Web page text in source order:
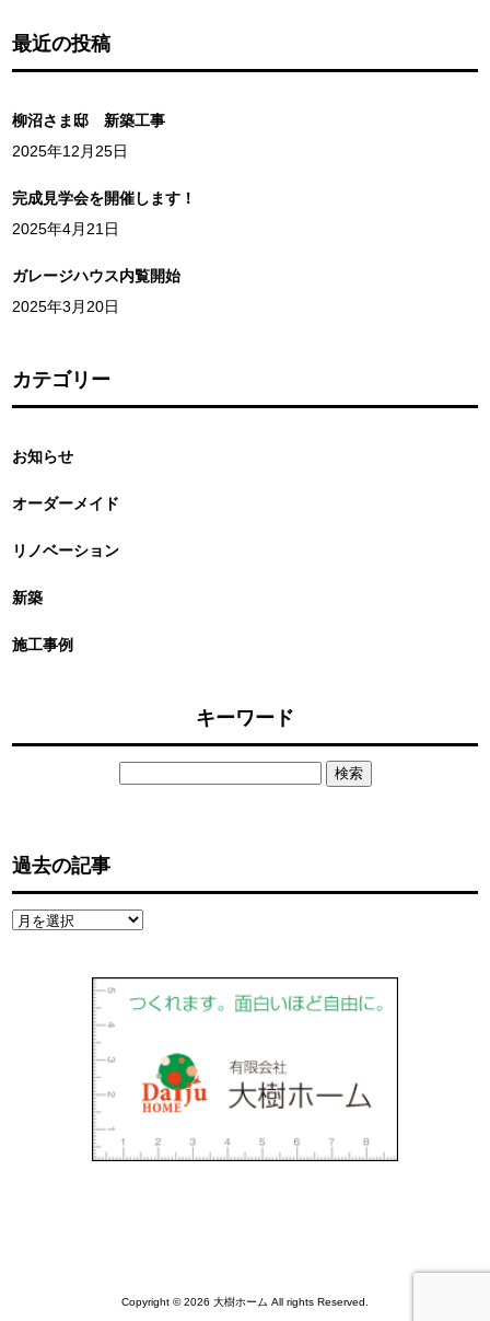
最近の投稿
柳沼さま邸 新築工事
2025年12月25日
完成見学会を開催します！
2025年4月21日
ガレージハウス内覧開始
2025年3月20日
カテゴリー
お知らせ
オーダーメイド
リノベーション
新築
施工事例
キーワード
過去の記事
過
Copyright © 2026 大樹ホーム All rights Reserved.